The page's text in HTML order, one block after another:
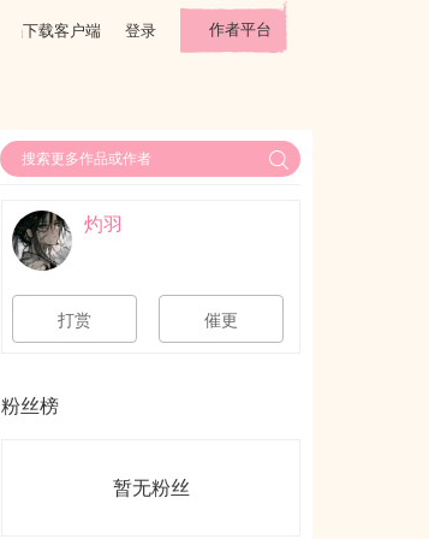
下载客户端 登录 作者平台
灼羽
打赏 催更
粉丝榜
暂无粉丝